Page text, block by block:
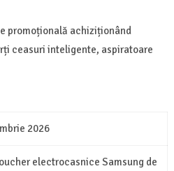
promoțională achiziționând
ceasuri inteligente, aspiratoare
2026
electrocasnice Samsung de